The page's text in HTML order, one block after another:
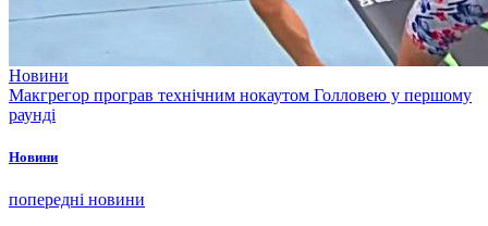
Новини
Макгрегор програв технічним нокаутом Голловею у першому
раунді
Новини
попередні новини